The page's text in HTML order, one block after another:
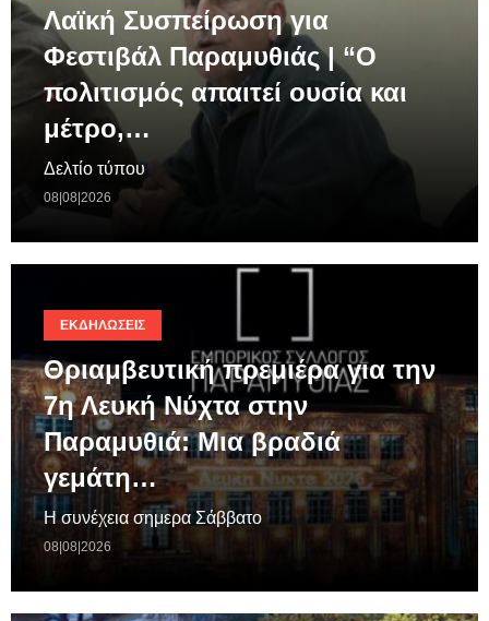
Λαϊκή Συσπείρωση για
Φεστιβάλ Παραμυθιάς | “Ο
πολιτισμός απαιτεί ουσία και
μέτρο,…
Δελτίο τύπου
08|08|2026
ΕΚΔΗΛΏΣΕΙΣ
Θριαμβευτική πρεμιέρα για την
7η Λευκή Νύχτα στην
Παραμυθιά: Μια βραδιά
γεμάτη…
Η συνέχεια σημερα Σάββατο
08|08|2026